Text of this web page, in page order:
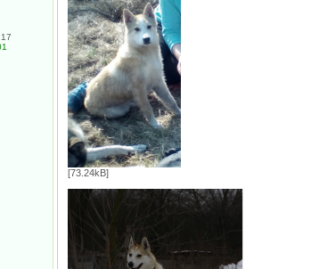
[73.24kB]